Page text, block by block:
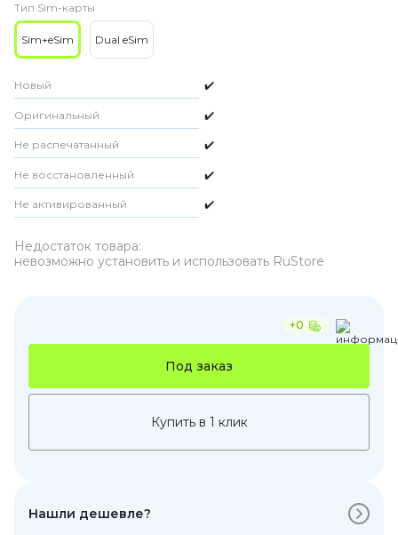
Тип Sim-карты
Sim+eSim Dual eSim
Новый ✔️
Оригинальный ✔️
Не распечатанный ✔️
Не восстановленный ✔️
Не активированный ✔️
Недостаток товара:
невозможно установить и использовать RuStore
+0
Под заказ
Купить в 1 клик
Нашли дешевле?